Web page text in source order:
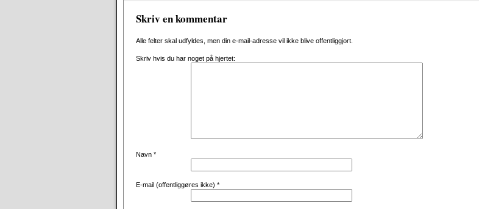
Skriv en kommentar
Alle felter skal udfyldes, men din e-mail-adresse vil ikke blive offentliggjort.
Skriv hvis du har noget på hjertet:
Navn *
E-mail (offentliggøres ikke) *